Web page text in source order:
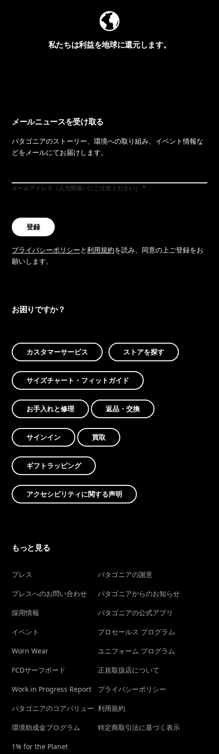
私たちは利益を地球に還元します。
メールニュースを受け取る
パタゴニアのストーリー、環境への取り組み、イベント情報な
どをメールにてお届けします。
メールアドレス（入力間違いにご注意ください）
登録
プライバシーポリシーと利用規約を読み、同意の上ご登録をお
願いします。
お困りですか？
カスタマーサービス ストアを探す
サイズチャート・フィットガイド
お手入れと修理 返品・交換
サインイン 買取
ギフトラッピング
アクセシビリティに関する声明
もっと見る
プレス
プレスへのお問い合わせ
採用情報
イベント
Worn Wear
FCDサーフボード
Work in Progress Report
パタゴニアのコアバリュー
環境助成金プログラム
1% for the Planet
パタゴニアの謝意
パタゴニアからのお知らせ
パタゴニアの公式アプリ
プロセールス プログラム
ユニフォーム プログラム
正規取扱店について
プライバシーポリシー
利用規約
特定商取引法に基づく表示